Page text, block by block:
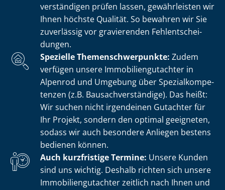
ver­stän­di­gen prüfen lassen, gewährleisten wir
Ihnen höchste Qualität. So bewahren wir Sie
zuverlässig vor gravierenden Fehl­ent­schei­
dun­gen.
Spezielle The­men­schwer­punk­te: Zudem
verfügen unsere Im­mo­bi­li­en­gut­ach­ter in
Alpenrod und Umgebung über Spe­zi­al­kom­pe­
ten­zen (z.B. Bau­sach­ver­stän­di­ge). Das heißt:
Wir suchen nicht irgendeinen Gutachter für
Ihr Projekt, sondern den optimal geeigneten,
sodass wir auch besondere Anliegen bestens
bedienen können.
Auch kurzfristige Termine: Unsere Kunden
sind uns wichtig. Deshalb richten sich unsere
Im­mo­bi­li­en­gut­ach­ter zeitlich nach Ihnen und